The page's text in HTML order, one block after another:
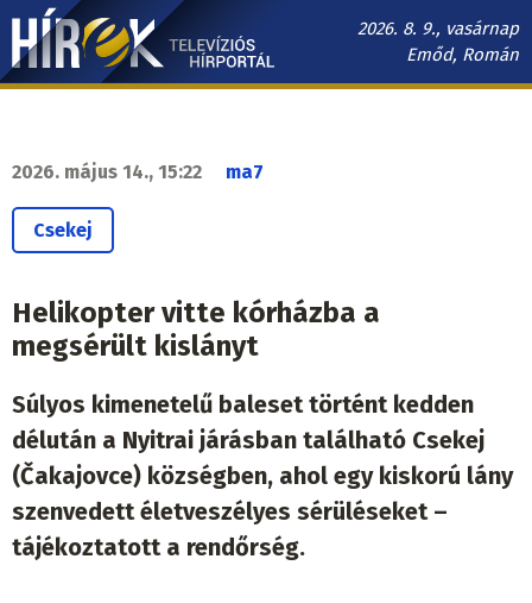
Ugrás
tartalomra
2026. 8. 9., vasárnap
Emőd, Román
Hírek.sk
navigáció
2026. május 14., 15:22 ma7
Csekej
Helikopter vitte kórházba a
megsérült kislányt
Súlyos kimenetelű baleset történt kedden
délután a Nyitrai járásban található Csekej
(Čakajovce) községben, ahol egy kiskorú lány
szenvedett életveszélyes sérüléseket –
tájékoztatott a rendőrség.